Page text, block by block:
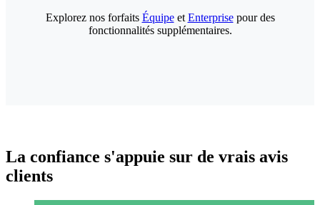
Explorez nos forfaits Équipeet Enterprisepour des
fonctionnalités supplémentaires.
La confiance s'appuie sur de vrais avis
clients